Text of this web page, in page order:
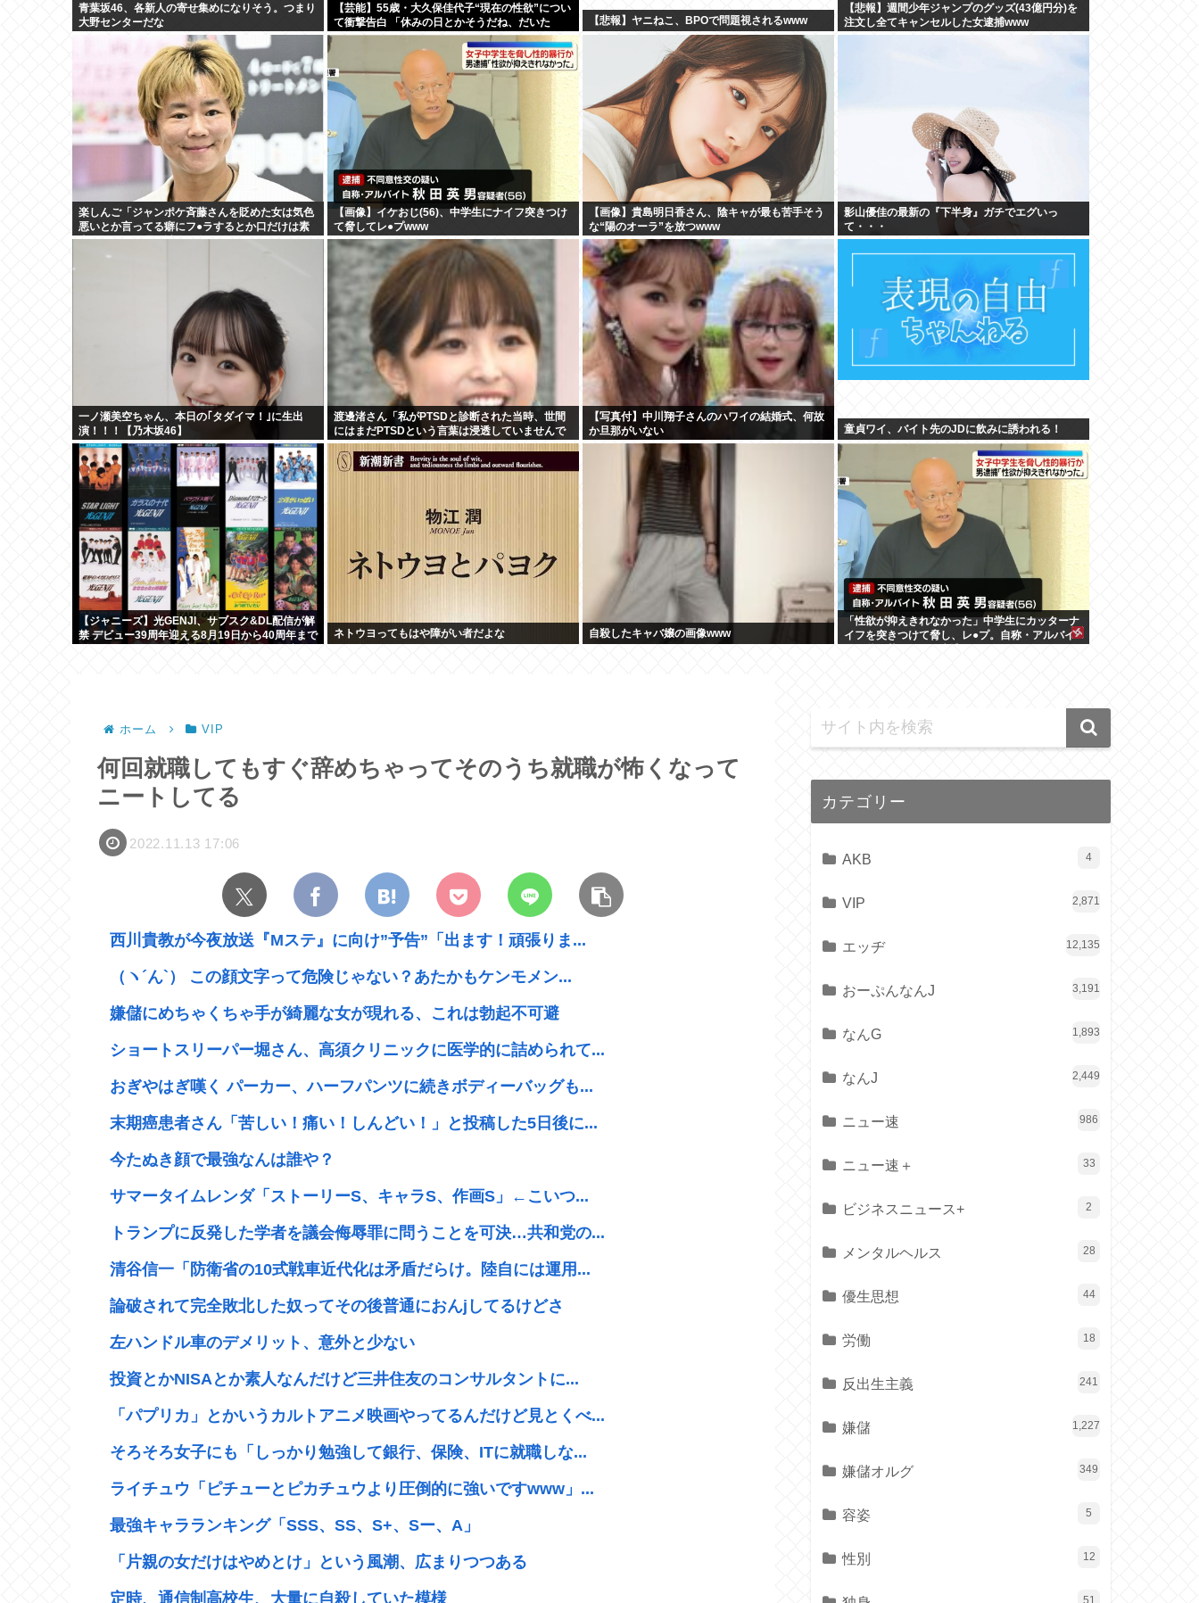
青葉坂46、各新人の寄せ集めになりそう。つまり
大野センターだな
【芸能】55歳・大久保佳代子“現在の性欲”につい
て衝撃告白 「休みの日とかそうだね、だいた
い…」
【悲報】ヤニねこ、BPOで問題視されるwww
【悲報】週間少年ジャンプのグッズ(43億円分)を
注文し全てキャンセルした女逮捕www
楽しんご「ジャンポケ斉藤さんを貶めた女は気色
悪いとか言ってる癖にフ●ラするとか口だけは素
直なんだな！週刊誌から金もらってるだろ」
【画像】イケおじ(56)、中学生にナイフ突きつけ
て脅してレ●プwww
【画像】貴島明日香さん、陰キャが最も苦手そう
な“陽のオーラ”を放つwww
影山優佳の最新の『下半身』ガチでエグいっ
て・・・
一ノ瀬美空ちゃん、本日の｢タダイマ！｣に生出
演！！！【乃木坂46】
渡邊渚さん「私がPTSDと診断された当時、世間
にはまだPTSDという言葉は浸透していませんで
した」
【写真付】中川翔子さんのハワイの結婚式、何故
か旦那がいない
童貞ワイ、バイト先のJDに飲みに誘われる！
【ジャニーズ】光GENJI、サブスク&DL配信が解
禁 デビュー39周年迎える8月19日から40周年まで
ネトウヨってもはや障がい者だよな 自殺したキャバ嬢の画像www
「性欲が抑えきれなかった」中学生にカッターナ
イフを突きつけて脅し、レ●プ。自称・アルバイ
ホーム VIP
何回就職してもすぐ辞めちゃってそのうち就職が怖くなって
ニートしてる
2022.11.13 17:06
西川貴教が今夜放送『Mステ』に向け”予告”「出ます！頑張りま...
（ヽ´ん`） この顔文字って危険じゃない？あたかもケンモメン...
嫌儲にめちゃくちゃ手が綺麗な女が現れる、これは勃起不可避
ショートスリーパー堀さん、高須クリニックに医学的に詰められて...
おぎやはぎ嘆く パーカー、ハーフパンツに続きボディーバッグも...
末期癌患者さん「苦しい！痛い！しんどい！」と投稿した5日後に...
今たぬき顔で最強なんは誰や？
サマータイムレンダ「ストーリーS、キャラS、作画S」←こいつ...
トランプに反発した学者を議会侮辱罪に問うことを可決…共和党の...
清谷信一「防衛省の10式戦車近代化は矛盾だらけ。陸自には運用...
論破されて完全敗北した奴ってその後普通におんjしてるけどさ
左ハンドル車のデメリット、意外と少ない
投資とかNISAとか素人なんだけど三井住友のコンサルタントに...
「パプリカ」とかいうカルトアニメ映画やってるんだけど見とくべ...
そろそろ女子にも「しっかり勉強して銀行、保険、ITに就職しな...
ライチュウ「ピチューとピカチュウより圧倒的に強いですwww」...
最強キャラランキング「SSS、SS、S+、Sー、A」
「片親の女だけはやめとけ」という風潮、広まりつつある
定時、通信制高校生、大量に自殺していた模様
カテゴリー
AKB 4
VIP 2,871
エッヂ 12,135
おーぷんなんJ 3,191
なんG 1,893
なんJ 2,449
ニュー速 986
ニュー速＋ 33
ビジネスニュース+ 2
メンタルヘルス 28
優生思想 44
労働 18
反出生主義 241
嫌儲 1,227
嫌儲オルグ 349
容姿 5
性別 12
51